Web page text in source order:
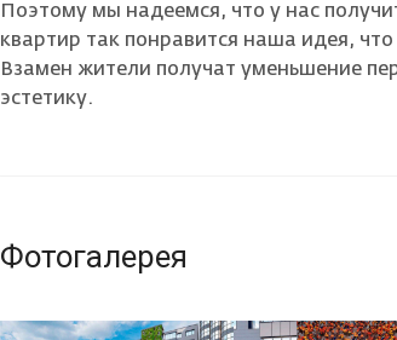
Поэтому мы надеемся, что у нас
квартир так понравится наша идея,
Взамен жители получат уменьшение
эстетику.
Фотогалерея